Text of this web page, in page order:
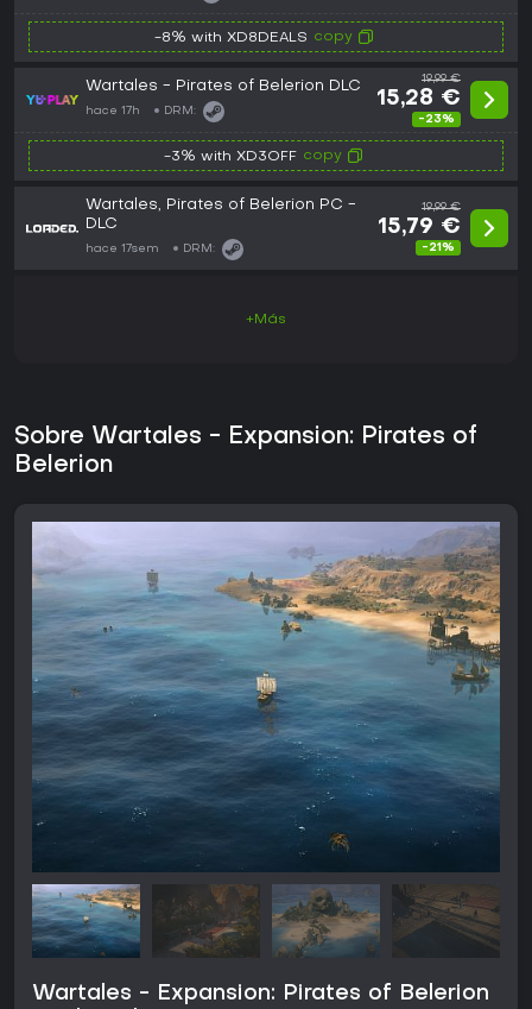
-8% with XD8DEALS copy
Wartales - Pirates of Belerion DLC
hace 17h DRM:
19,99 €
15,28 €
-23%
-3% with XD3OFF copy
Wartales, Pirates of Belerion PC -
DLC
hace 17sem DRM:
19,99 €
15,79 €
-21%
+Más
Sobre Wartales - Expansion: Pirates of
Belerion
Wartales - Expansion: Pirates of Belerion